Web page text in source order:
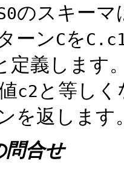
のスキーマ
ーンCを
定義します
c2 と等し
を返します
合せ